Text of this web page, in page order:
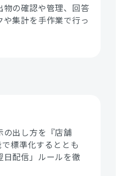
物の確認や管理、回答
集計を手作業で行っ
の出し方を『店舗
標準化するととも
日配信」ルールを徹